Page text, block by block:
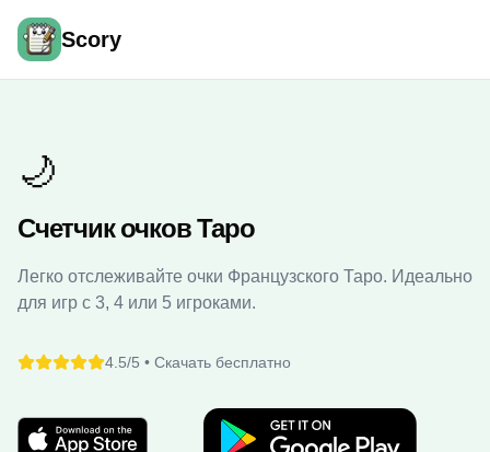
Scory
🌙
Счетчик очков Таро
Легко отслеживайте очки Французского Таро. Идеально
для игр с 3, 4 или 5 игроками.
4.5/5 • Скачать бесплатно